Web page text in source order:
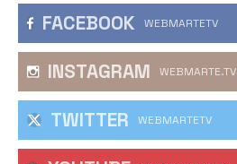
FACEBOOK WEBMARTETV
INSTAGRAM WEBMARTE.TV
TWITTER WEBMARTETV